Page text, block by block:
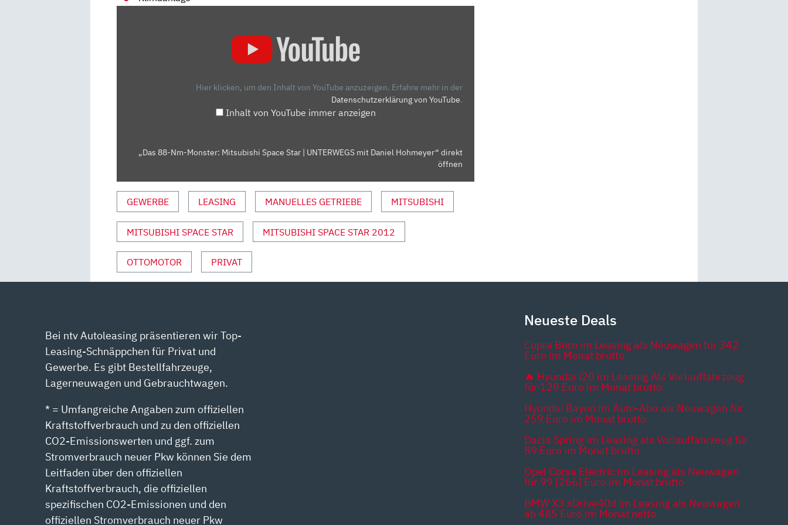
DANIEL
VON
YOUTUBE
ANZEIGEN
Hier klicken, um den Inhalt von YouTube anzuzeigen. Erfahre mehr in der
Datenschutzerklärung von YouTube.
Inhalt von YouTube immer anzeigen
„Das 88-Nm-Monster: Mitsubishi Space Star | UNTERWEGS mit Daniel Hohmeyer“ direkt
öffnen
GEWERBE LEASING MANUELLES GETRIEBE MITSUBISHI
MITSUBISHI SPACE STAR MITSUBISHI SPACE STAR 2012
OTTOMOTOR PRIVAT
Bei ntv Autoleasing präsentieren wir Top-
Leasing-Schnäppchen für Privat und
Gewerbe. Es gibt Bestellfahrzeuge,
Lagerneuwagen und Gebrauchtwagen.
* = Umfangreiche Angaben zum offiziellen
Kraftstoffverbrauch und zu den offiziellen
CO2-Emissionswerten und ggf. zum
Stromverbrauch neuer Pkw können Sie dem
Leitfaden über den offiziellen
Kraftstoffverbrauch, die offiziellen
spezifischen CO2-Emissionen und den
offiziellen Stromverbrauch neuer Pkw
Neueste Deals
Cupra Born im Leasing als Neuwagen für 342
Euro im Monat brutto
🔥 Hyundai i20 im Leasing Als Vorlauffahrzeug
für 129 Euro im Monat brutto
Hyundai Bayon im Auto-Abo als Neuwagen für
259 Euro im Monat brutto
Dacia Spring im Leasing als Vorlauffahrzeug für
89 Euro im Monat brutto
Opel Corsa Electric im Leasing als Neuwagen
für 99 [266] Euro im Monat brutto
BMW X3 xDrive40d im Leasing als Neuwagen
ab 485 Euro im Monat netto